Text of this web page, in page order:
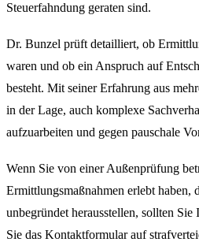
Steuerfahndung geraten sind.
Dr. Bunzel prüft detailliert, ob
waren und ob ein Anspruch auf
besteht. Mit seiner Erfahrung aus
in der Lage, auch komplexe
aufzuarbeiten und gegen pauschale
Wenn Sie von einer Außenprüfung
Ermittlungsmaßnahmen erlebt haben,
unbegründet herausstellen, sollten
Sie das Kontaktformular auf